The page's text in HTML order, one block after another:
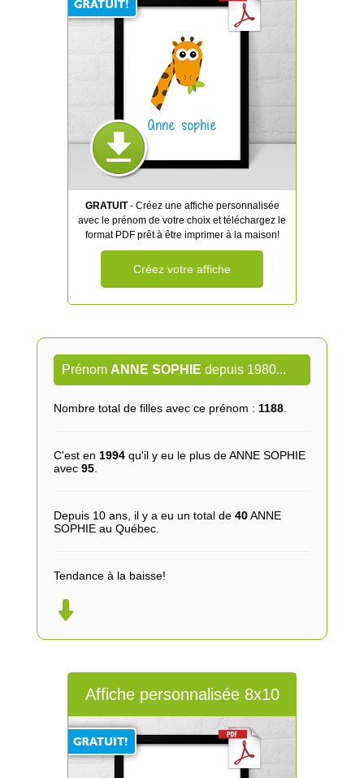
Anne sophie
GRATUIT- Créez une affiche personnalisée
avec le prénom de votre choix et téléchargez le
format PDF prêt à être imprimer à la maison!
Créez votre affiche
Prénom ANNE SOPHIE depuis 1980...
Nombre total de filles avec ce prénom : 1188.
C'est en 1994qu'il y eu le plus de ANNE SOPHIE
avec 95.
Depuis 10 ans, il y a eu un total de 40ANNE
SOPHIE au Québec.
Tendance à la baisse!
Affiche personnalisée 8x10